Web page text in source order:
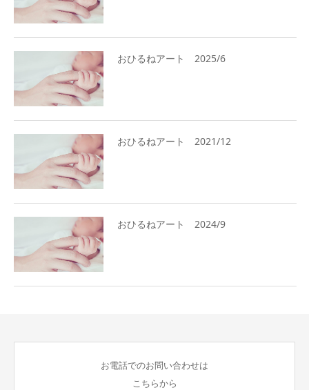
おひるねアート 2025/6
おひるねアート 2021/12
おひるねアート 2024/9
お電話でのお問い合わせは
こちらから